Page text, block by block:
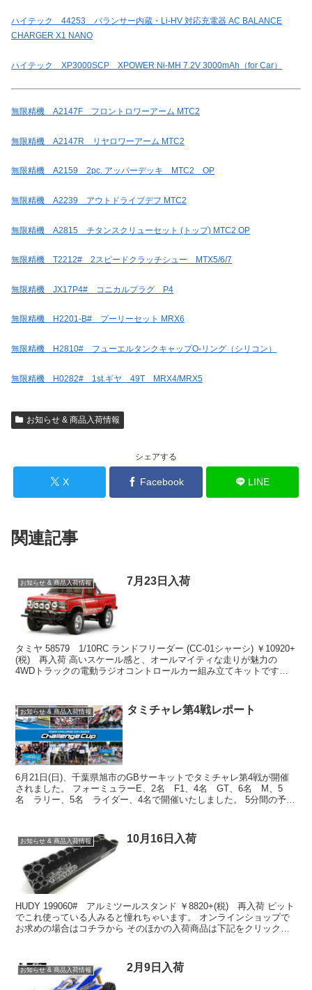
ハイテック 44253 バランサー内蔵・Li-HV 対応充電器 AC BALANCE
CHARGER X1 NANO
ハイテック XP3000SCP XPOWER Ni-MH 7.2V 3000mAh（for Car）
無限精機 A2147F フロントロワーアーム MTC2
無限精機 A2147R リヤロワーアーム MTC2
無限精機 A2159 2pc. アッパーデッキ MTC2 OP
無限精機 A2239 アウトドライブデフ MTC2
無限精機 A2815 チタンスクリューセット (トップ) MTC2 OP
無限精機 T2212# 2スピードクラッチシュー MTX5/6/7
無限精機 JX17P4# コニカルプラグ P4
無限精機 H2201-B# プーリーセット MRX6
無限精機 H2810# フューエルタンクキャップO-リング（シリコン）
無限精機 H0282# 1st.ギヤ 49T MRX4/MRX5
お知らせ & 商品入荷情報
シェアする
X Facebook LINE
関連記事
お知らせ & 商品入荷情報 7月23日入荷
タミヤ 58579 1/10RC ランドフリーダー (CC-01シャーシ) ￥10920+
(税) 再入荷 高いスケール感と、オールマイティな走りが魅力の
4WDトラックの電動ラジオコントロールカー組み立てキットです。
お知らせ & 商品入荷情報 タミチャレ第4戦レポート
6月21日(日)、千葉県旭市のGBサーキットでタミチャレ第4戦が開催
されました。 フォーミュラーE、2名 F1、4名 GT、6名 M、5
名 ラリー、5名 ライダー、4名で開催いたしました。 5分間の予選
お知らせ & 商品入荷情報 10月16日入荷
HUDY 199060# アルミツールスタンド ￥8820+(税) 再入荷 ピット
でこれ使っている人みると憧れちゃいます。 オンラインショップで
お求めの場合はコチラから そのほかの入荷商品は下記をクリック
お知らせ & 商品入荷情報 2月9日入荷